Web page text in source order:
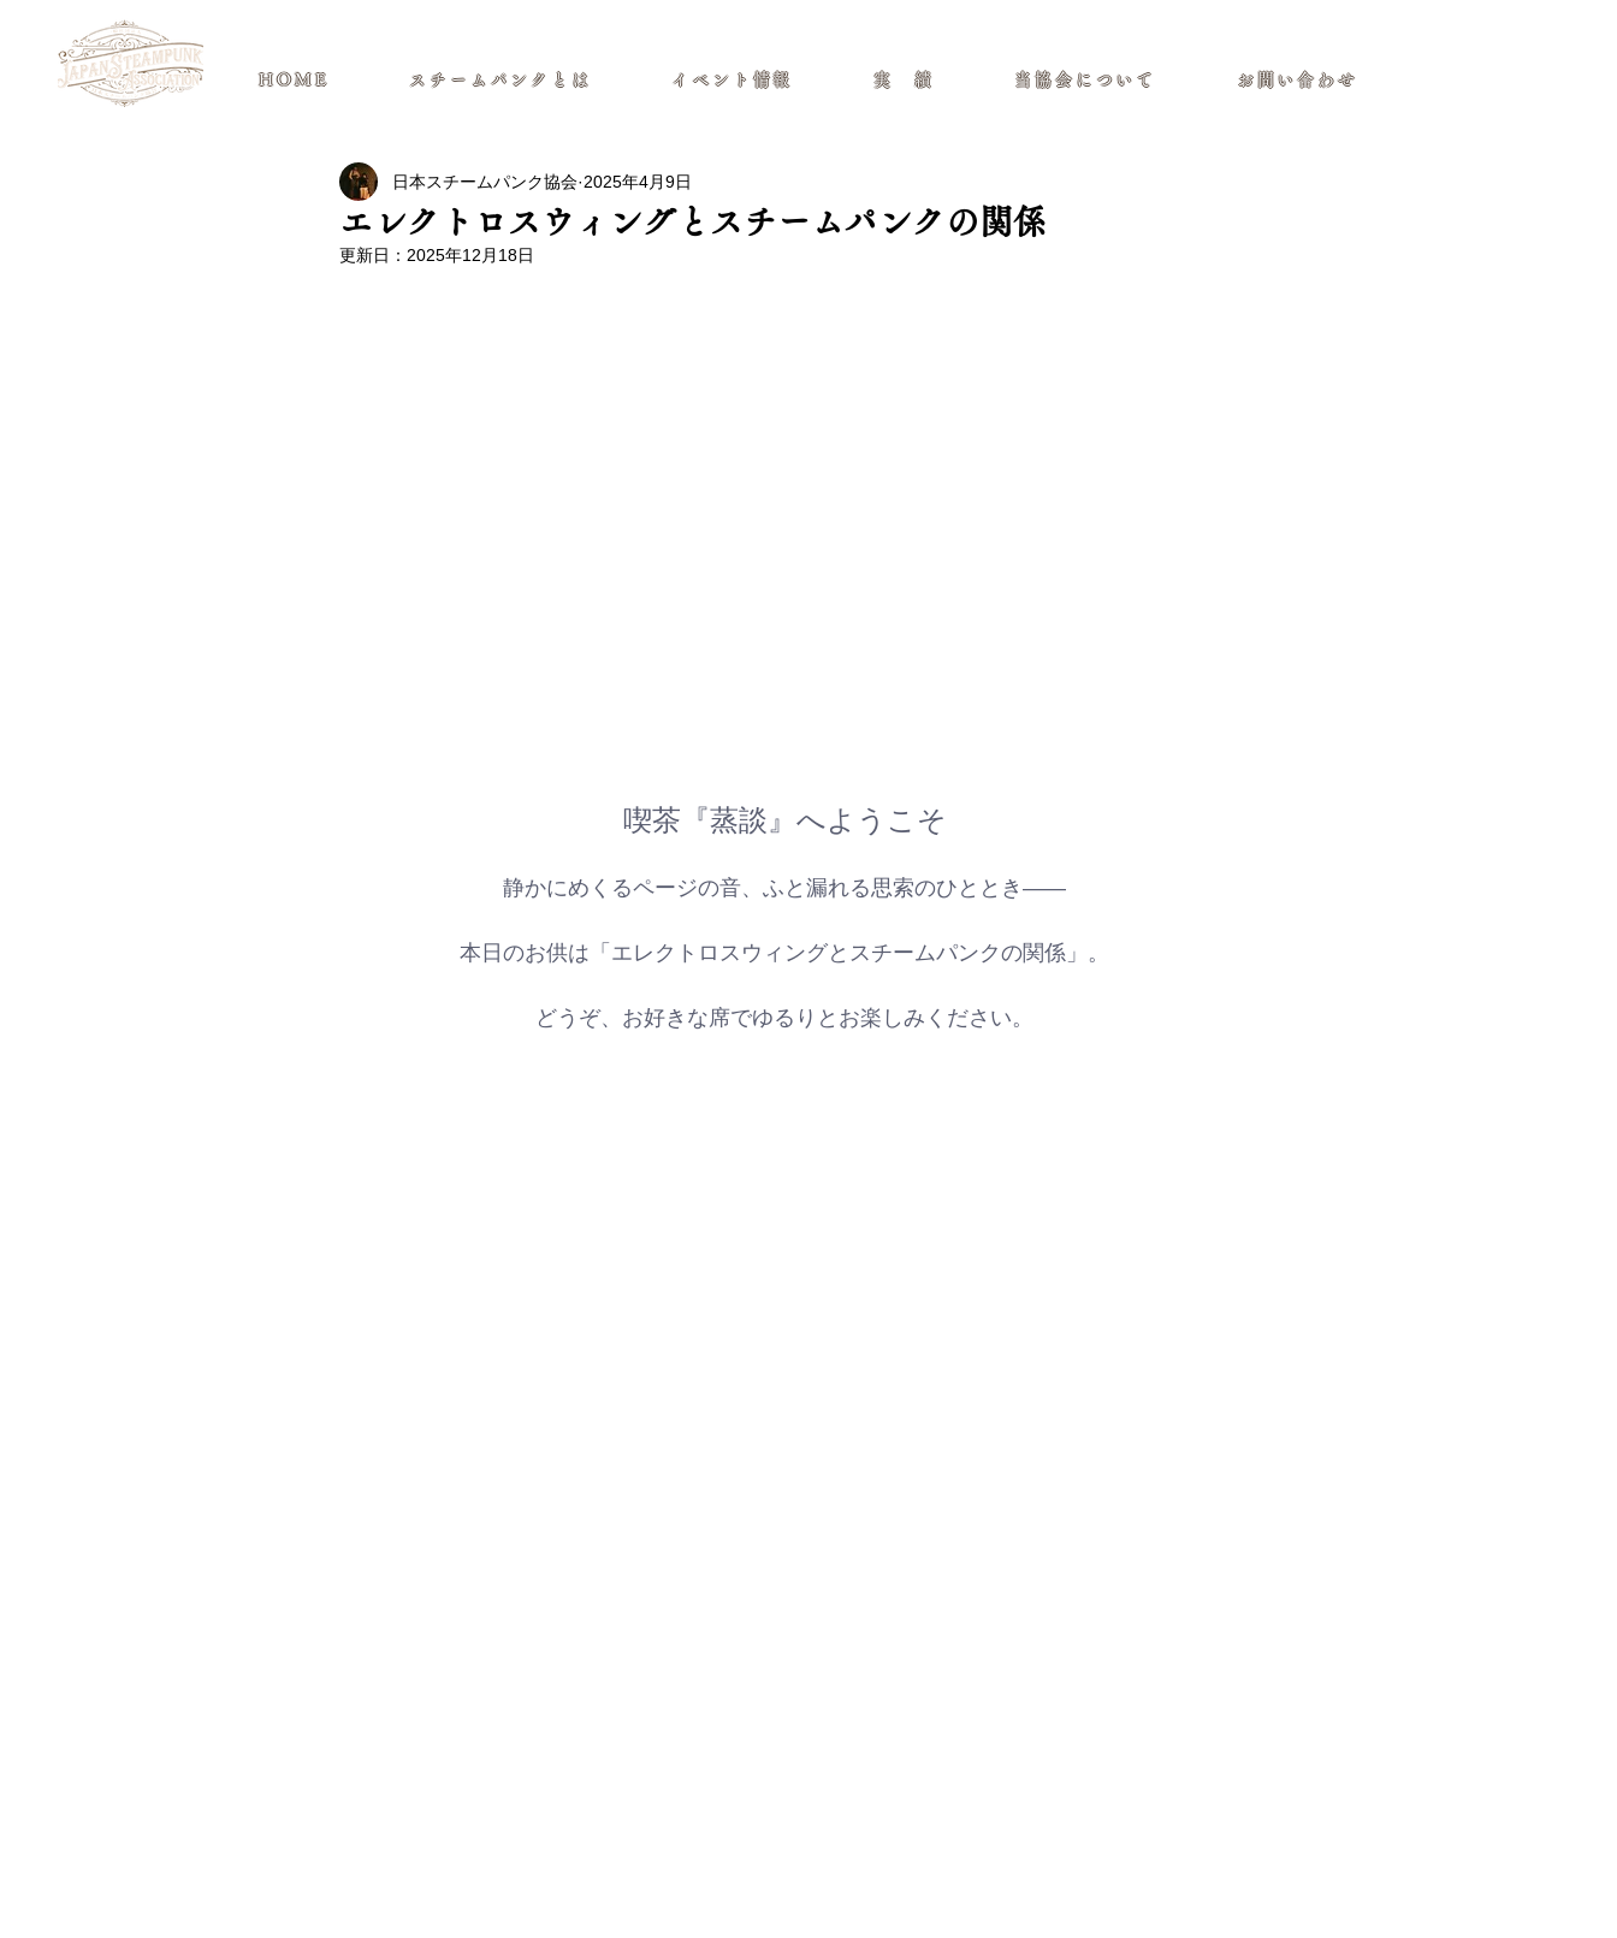
HOME スチームパンクとは イベント情報 実 績 当協会について お問い合わせ
エレクトロスウィングとスチームパンクの関係
日本スチームパンク協会 2025年4月9日
更新日： 2025年12月18日
喫茶『蒸談』へようこそ
静かにめくるページの音、ふと漏れる思索のひととき——
本日のお供は「エレクトロスウィングとスチームパンクの関係」。
どうぞ、お好きな席でゆるりとお楽しみください。